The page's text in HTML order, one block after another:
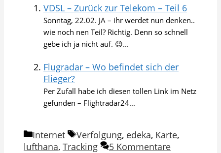
VDSL – Zurück zur Telekom – Teil 6
Sonntag, 22.02. JA – ihr werdet nun denken..
wie noch nen Teil? Richtig. Denn so schnell
gebe ich ja nicht auf. 😉...
Flugradar – Wo befindet sich der
Flieger?
Per Zufall habe ich diesen tollen Link im Netz
gefunden – Flightradar24...
Kategorien
Internet Schlagwörter
Verfolgung, edeka, Karte,
lufthana, Tracking 5 Kommentare